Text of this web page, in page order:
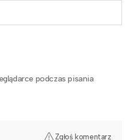
podczas pisania
Zgłoś komentarz